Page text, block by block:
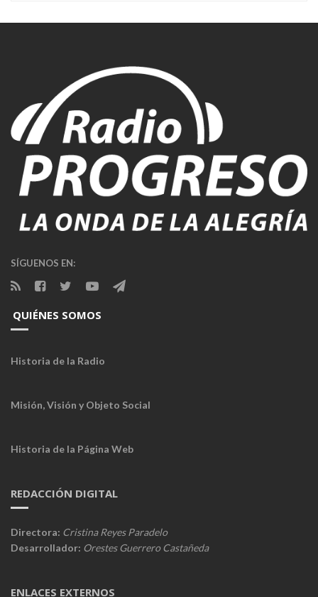
SÍGUENOS EN:
QUIÉNES SOMOS
Historia de la Radio
Misión, Visión y Objeto Social
Historia de la Página Web
REDACCIÓN DIGITAL
Directora: Cristina Reyes Paradelo
Desarrollador: Orestes Guerrero Castañeda
ENLACES EXTERNOS